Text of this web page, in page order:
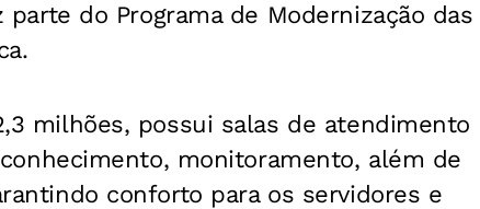
parte do Programa de Modernização das
milhões, possui salas de atendimento
monitoramento, além de
conforto para os servidores e